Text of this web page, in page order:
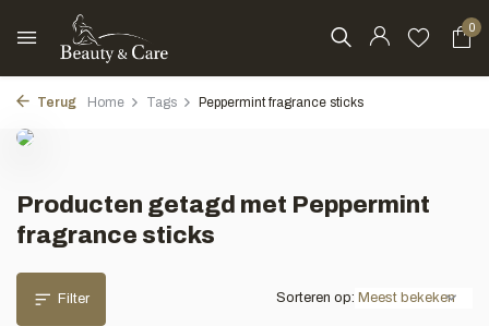
0
Terug Home Tags Peppermint fragrance sticks
Producten getagd met Peppermint
fragrance sticks
Filter Sorteren op: